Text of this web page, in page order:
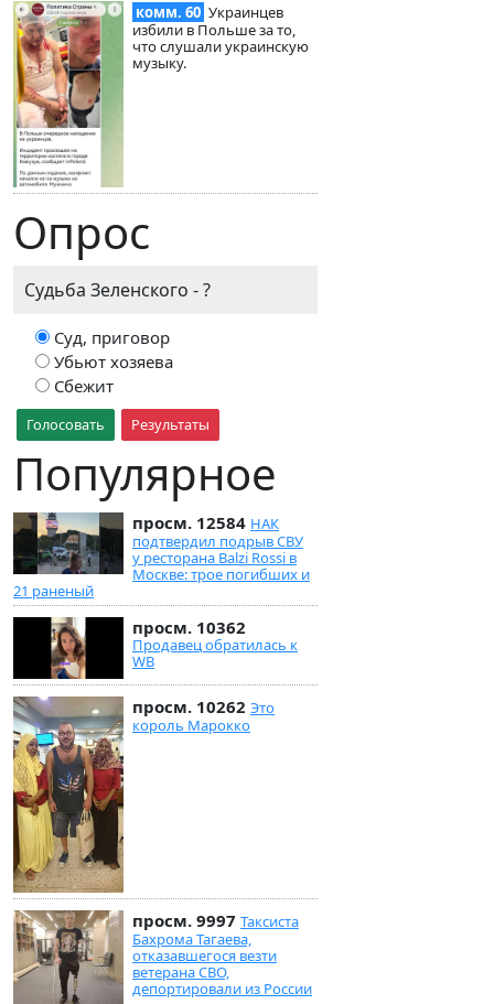
комм. 60 Украинцев
избили в Польше за то,
что слушали украинскую
музыку.
Опрос
Судьба Зеленского - ?
Суд, приговор
Убьют хозяева
Сбежит
Голосовать Результаты
Популярное
просм. 12584 НАК
подтвердил подрыв СВУ
у ресторана Balzi Rossi в
Москве: трое погибших и
21 раненый
просм. 10362
Продавец обратилась к
WB
просм. 10262 Это
король Марокко
просм. 9997 Таксиста
Бахрома Тагаева,
отказавшегося везти
ветерана СВО,
депортировали из России